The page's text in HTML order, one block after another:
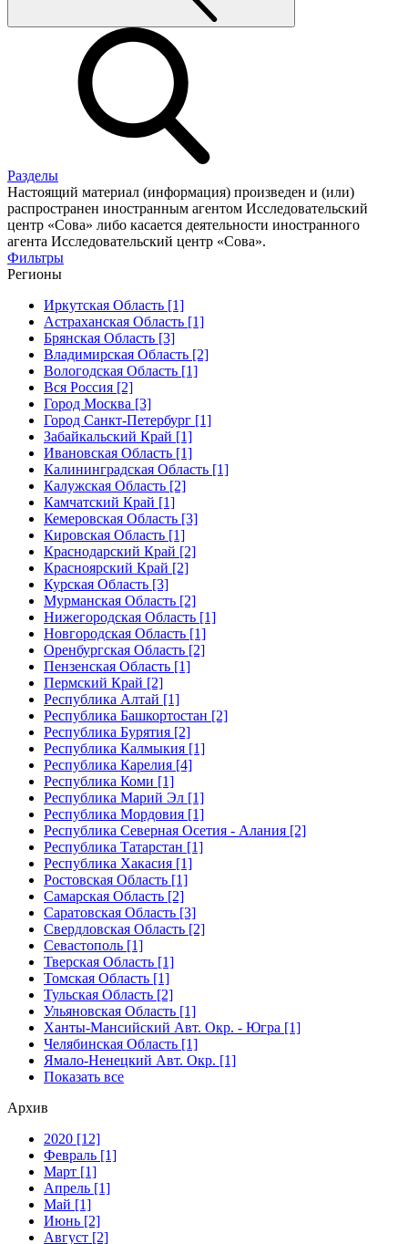
Разделы
Настоящий материал (информация) произведен и (или)
распространен иностранным агентом Исследовательский
центр «Сова» либо касается деятельности иностранного
агента Исследовательский центр «Сова».
Фильтры
Регионы
Иркутская Область [1]
Астраханская Область [1]
Брянская Область [3]
Владимирская Область [2]
Вологодская Область [1]
Вся Россия [2]
Город Москва [3]
Город Санкт-Петербург [1]
Забайкальский Край [1]
Ивановская Область [1]
Калининградская Область [1]
Калужская Область [2]
Камчатский Край [1]
Кемеровская Область [3]
Кировская Область [1]
Краснодарский Край [2]
Красноярский Край [2]
Курская Область [3]
Мурманская Область [2]
Нижегородская Область [1]
Новгородская Область [1]
Оренбургская Область [2]
Пензенская Область [1]
Пермский Край [2]
Республика Алтай [1]
Республика Башкортостан [2]
Республика Бурятия [2]
Республика Калмыкия [1]
Республика Карелия [4]
Республика Коми [1]
Республика Марий Эл [1]
Республика Мордовия [1]
Республика Северная Осетия - Алания [2]
Республика Татарстан [1]
Республика Хакасия [1]
Ростовская Область [1]
Самарская Область [2]
Саратовская Область [3]
Свердловская Область [2]
Севастополь [1]
Тверская Область [1]
Томская Область [1]
Тульская Область [2]
Ульяновская Область [1]
Ханты-Мансийский Авт. Окр. - Югра [1]
Челябинская Область [1]
Ямало-Ненецкий Авт. Окр. [1]
Показать все
Архив
2020 [12]
Февраль [1]
Март [1]
Апрель [1]
Май [1]
Июнь [2]
Август [2]